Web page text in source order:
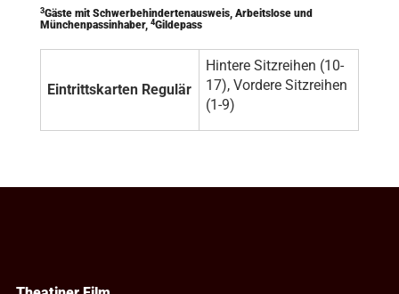
3Gäste mit Schwerbehindertenausweis, Arbeitslose und
Münchenpassinhaber, 4Gildepass
Eintrittskarten Regulär
Hintere Sitzreihen (10-
17), Vordere Sitzreihen
(1-9)